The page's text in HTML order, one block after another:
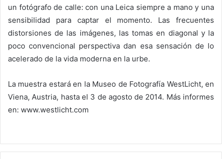
un fotógrafo de calle: con una Leica siempre a mano y una
sensibilidad para captar el momento. Las frecuentes
distorsiones de las imágenes, las tomas en diagonal y la
poco convencional perspectiva dan esa sensación de lo
acelerado de la vida moderna en la urbe.
La muestra estará en la Museo de Fotografía WestLicht, en
Viena, Austria, hasta el 3 de agosto de 2014. Más informes
en: www.westlicht.com